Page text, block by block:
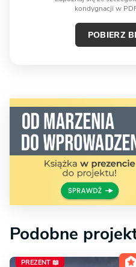
kondygnacji w
POBIERZ
Podobne
PREZENT 📖